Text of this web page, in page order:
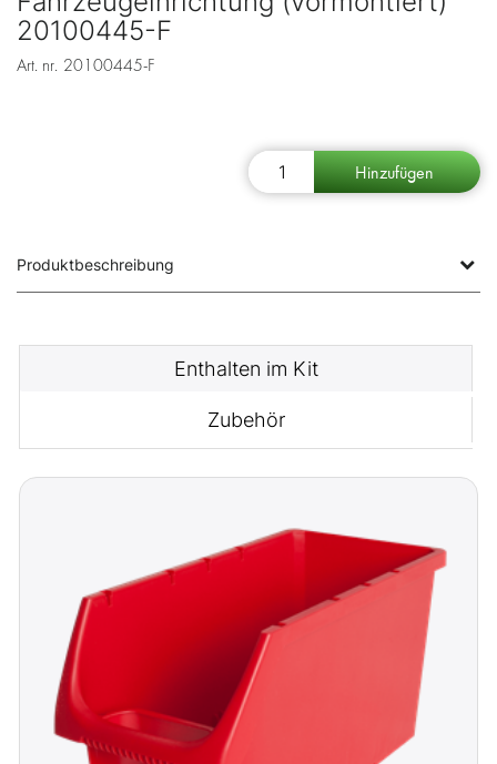
20100445-F
Art. nr. 20100445-F
Produktbeschreibung
Enthalten im Kit
Zubehör